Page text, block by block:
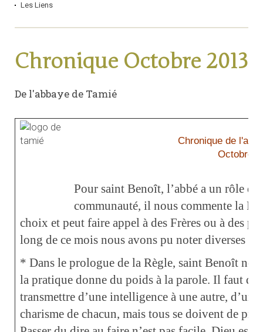
Les Liens
Chronique Octobre 2013
De l'abbaye de Tamié
Chronique de
Octobre
Pour saint Benoît, l’abbé a un rôle
communauté, il nous commente la
choix et peut faire appel à des Frères ou à des
long de ce mois nous avons pu noter diverses
* Dans le prologue de la Règle, saint Benoît
la pratique donne du poids à la parole. Il faut
transmettre d’une intelligence à une autre,
charisme de chacun, mais tous se doivent de